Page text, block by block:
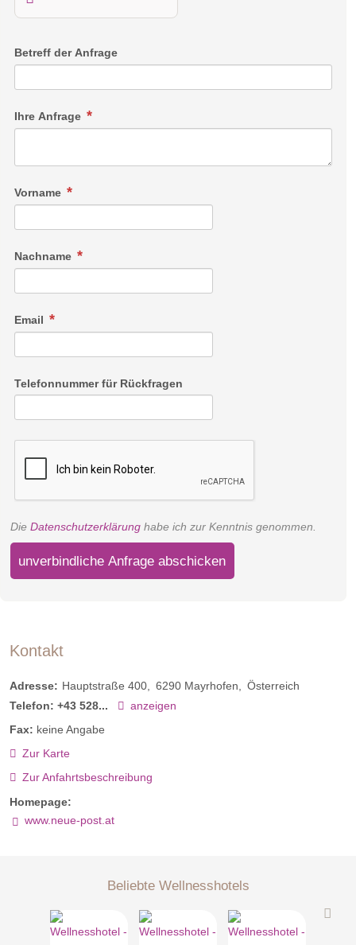
Betreff der Anfrage
Ihre Anfrage
Vorname
Nachname
Email
Telefonnummer für Rückfragen
Die Datenschutzerklärung habe ich zur Kenntnis genommen.
unverbindliche Anfrage abschicken
Kontakt
Adresse: Hauptstraße 400 6290 Mayrhofen
Österreich
Telefon: +43 528...
anzeigen
Fax: keine Angabe
Zur Karte
Zur Anfahrtsbeschreibung
Homepage:
www.neue-post.at
Beliebte Wellnesshotels